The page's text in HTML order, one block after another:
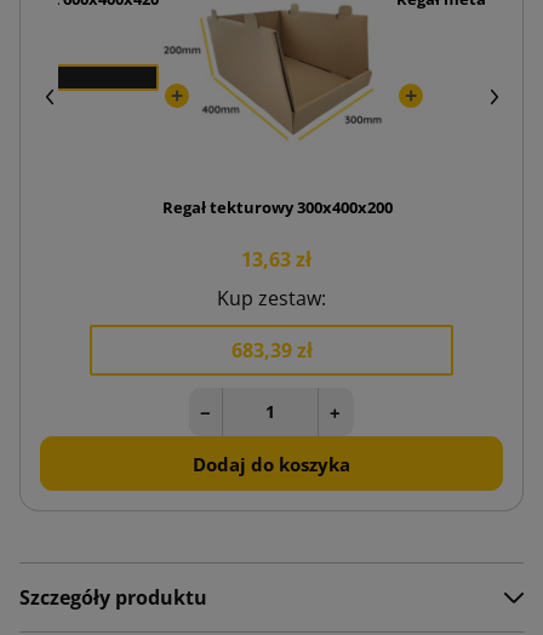
Regał tekturowy 300x400x200
13,63 zł
Kup zestaw:
683,39 zł
− +
Dodaj do koszyka
Szczegóły produktu